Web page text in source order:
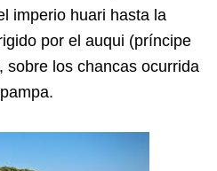
imperio huari hasta la
por el auqui (príncipe
sobre los chancas ocurrida